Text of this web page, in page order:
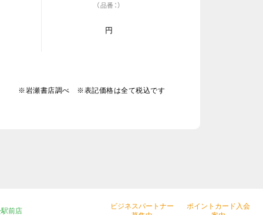
（品番：）
円
※岩瀬書店調べ ※表記価格は全て税込です
前店
ビジネスパートナー
ポイントカード入会